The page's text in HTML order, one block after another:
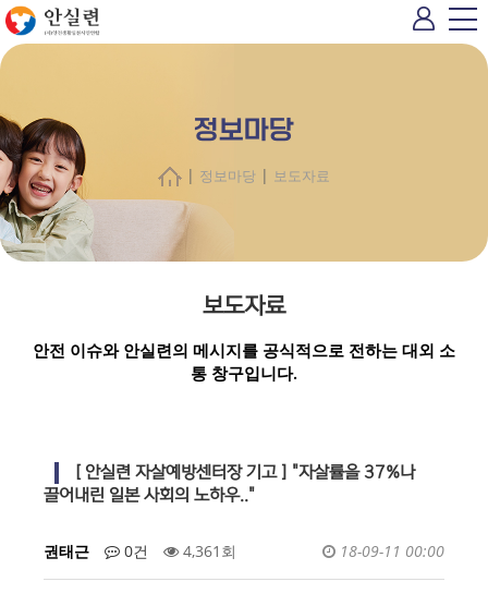
정보마당
| 정보마당 | 보도자료
보도자료
안전 이슈와 안실련의 메시지를 공식적으로 전하는 대외 소
통 창구입니다.
[ 안실련 자살예방센터장 기고 ] "자살률을 37%나
끌어내린 일본 사회의 노하우.."
권태근 0건 4,361회 18-09-11 00:00